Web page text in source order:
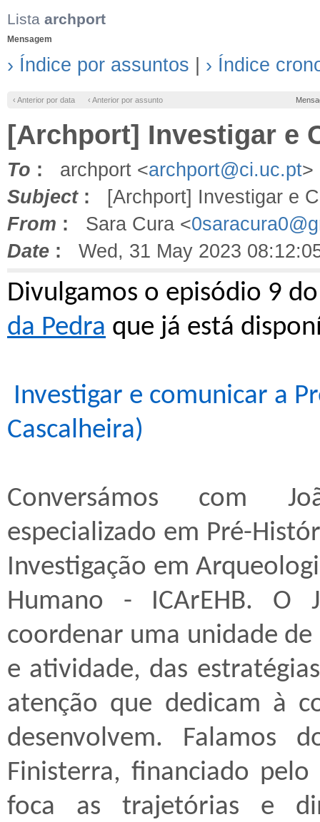
Lista archport
Mensagem
› Índice por assuntos › Índice
‹ Anterior por data ‹ Anterior por assunto
[Archport] Investigar e
To : archport <archport@ci.uc.pt>
Subject: [Archport] Investigar e
From : Sara Cura <
Date : Wed, 31 May 2023
Divulgamos o episódio 9
da Pedra que já está
Investigar e comunicar a
Cascalheira)
Conversámos com
especializado em Pré-
Investigação em
Humano - ICArEHB. O
coordenar uma unidade
e atividade, das
atenção que dedicam à
desenvolvem. Falamos
Finisterra, financiado pelo
foca as trajetórias e